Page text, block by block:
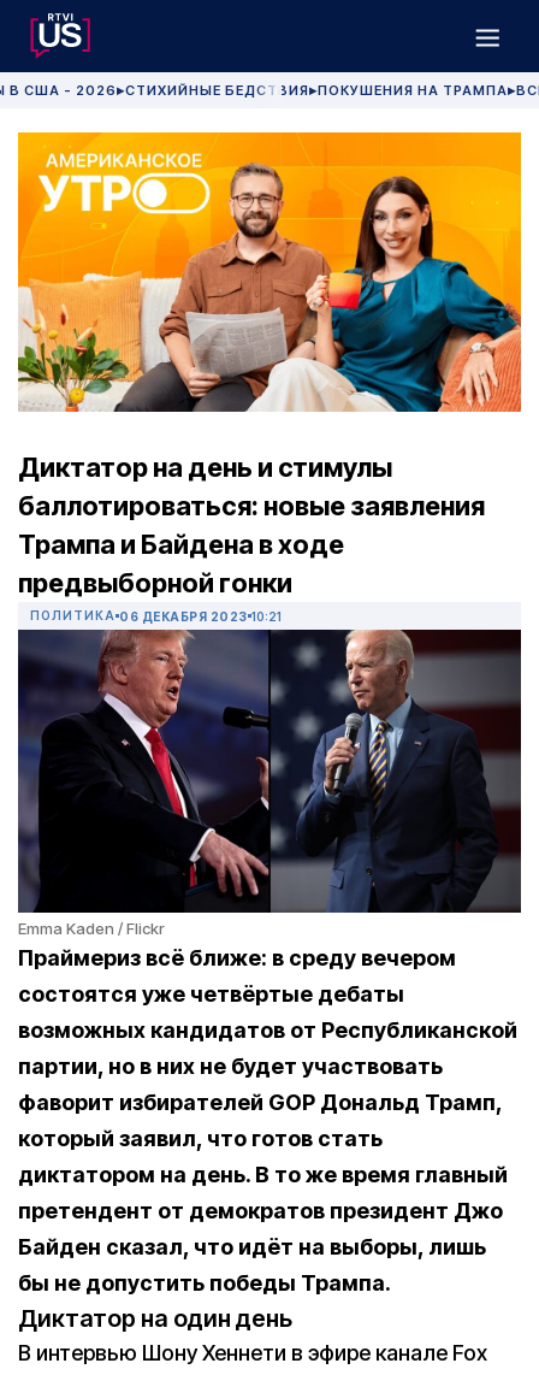
В США - 2026 ▶СТИХИЙНЫЕ БЕДСТВИЯ▶ПОКУШЕНИЯ НА ТРАМПА▶
Диктатор на день и стимулы
баллотироваться: новые заявления
Трампа и Байдена в ходе
предвыборной гонки
ПОЛИТИКА 06 ДЕКАБРЯ 2023 10:21
Emma Kaden / Flickr
Праймериз всё ближе: в среду вечером
состоятся уже четвёртые дебаты
возможных кандидатов от Республиканской
партии, но в них не будет участвовать
фаворит избирателей GOP Дональд Трамп,
который заявил, что готов стать
диктатором на день. В то же время главный
претендент от демократов президент Джо
Байден сказал, что идёт на выборы, лишь
бы не допустить победы Трампа.
Диктатор на один день
В интервью Шону Хеннети в эфире канале Fox